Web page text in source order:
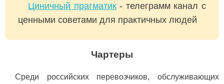
Циничный прагматик- телеграмм канал с
ценными советами для практичных людей
Чартеры
Среди российских перевозчиков, обслуживающих